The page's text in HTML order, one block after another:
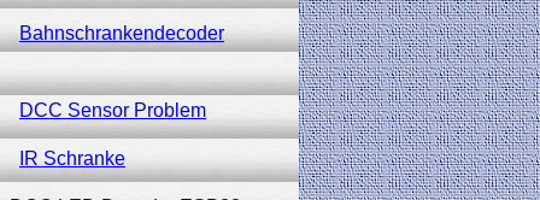
Bahnschrankendecoder
DCC Sensor Problem
IR Schranke